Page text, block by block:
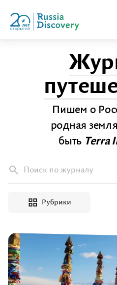
По России
Корпоративные
Журнал
Сертификаты
Пишем о
родная
быть Terra
Поиск по журналу
Рубрики